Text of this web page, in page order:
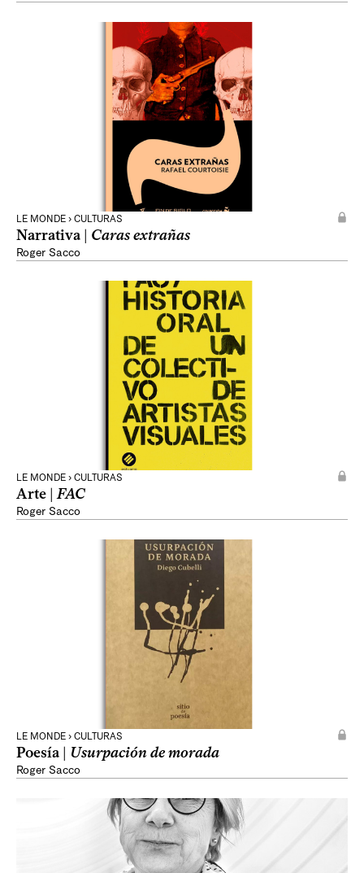
LE MONDE › CULTURAS
Narrativa | Caras extrañas
Roger Sacco
LE MONDE › CULTURAS
Arte |FAC
Roger Sacco
LE MONDE › CULTURAS
Poesía | Usurpación de morada
Roger Sacco